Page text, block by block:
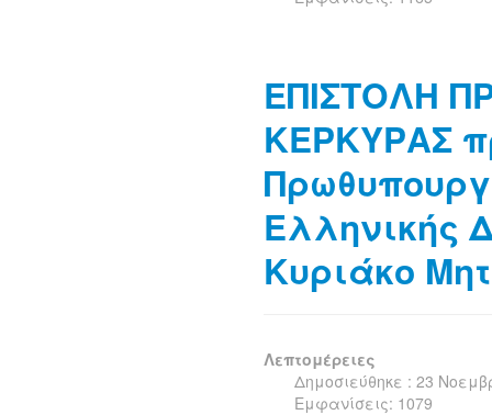
ΕΠΙΣΤΟΛΗ
ΚΕΡΚΥΡΑΣ
Ελληνικής
Κυριάκο
Λεπτομέρειες
Δημοσιεύθηκε : 23
Εμφανίσεις: 1079